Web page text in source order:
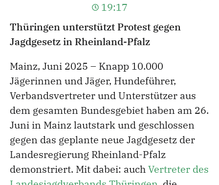
19:17
Thüringen unterstützt Protest gegen
Jagdgesetz in Rheinland-Pfalz
Mainz, Juni 2025 – Knapp 10.000
Jägerinnen und Jäger, Hundeführer,
Verbandsvertreter und Unterstützer aus
dem gesamten Bundesgebiet haben am 26.
Juni in Mainz lautstark und geschlossen
gegen das geplante neue Jagdgesetz der
Landesregierung Rheinland-Pfalz
demonstriert. Mit dabei: auchVertreter des